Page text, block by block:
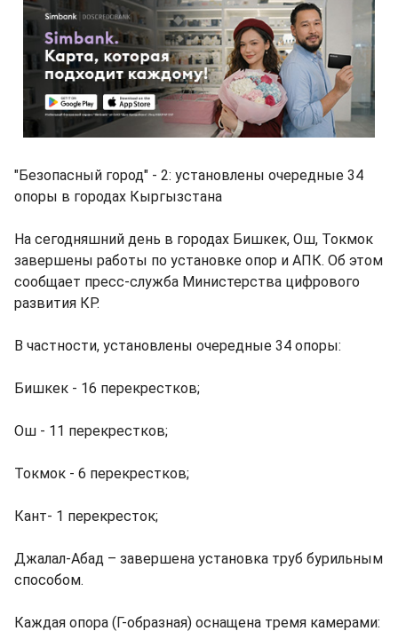
"Безопасный город" - 2: установлены очередные 34
опоры в городах Кыргызстана
На сегодняшний день в городах Бишкек, Ош, Токмок
завершены работы по установке опор и АПК. Об этом
сообщает пресс-служба Министерства цифрового
развития КР.
В частности, установлены очередные 34 опоры:
Бишкек - 16 перекрестков;
Ош - 11 перекрестков;
Токмок - 6 перекрестков;
Кант- 1 перекресток;
Джалал-Абад – завершена установка труб бурильным
способом.
Каждая опора (Г-образная) оснащена тремя камерами: